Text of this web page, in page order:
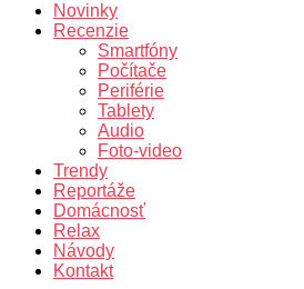
Novinky
Recenzie
Smartfóny
Počítače
Periférie
Tablety
Audio
Foto-video
Trendy
Reportáže
Domácnosť
Relax
Návody
Kontakt